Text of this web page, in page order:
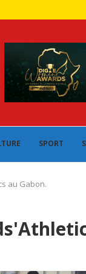
SPORT
au Gabon.